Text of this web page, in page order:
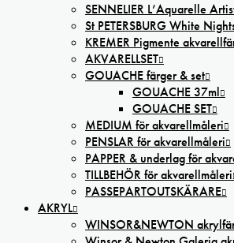
SENNELIER L’Aquarelle
St PETERSBURG White
KREMER Pigmente
AKVARELLSET
GOUACHE färger & set
GOUACHE 37ml
GOUACHE SET
MEDIUM för akvarellmåleri
PENSLAR för akvarellmåleri
PAPPER & underlag för
TILLBEHÖR för akvarellmåleri
PASSEPARTOUTSKÄRARE
AKRYL
WINSOR&NEWTON